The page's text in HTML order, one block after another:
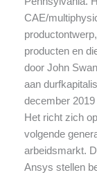
CAE/
producten en
door John
aan
december
Het richt zich
volgende
arbeidsmarkt.
Ansys stellen